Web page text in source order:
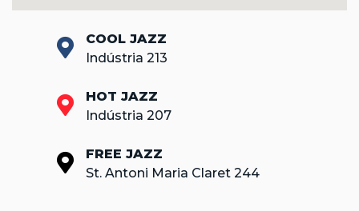
COOL JAZZ
Indústria 213
HOT JAZZ
Indústria 207
FREE JAZZ
St. Antoni Maria Claret 244